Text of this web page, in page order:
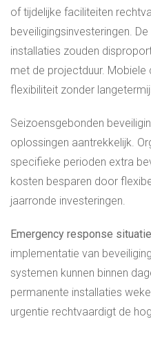
of tijdelijke faciliteiten
beveiligingsinvesteringen.
installaties zouden
met de projectduur. Mobiele
flexibiliteit zonder
Seizoensgebonden
oplossingen aantrekkelijk.
specifieke perioden extra
kosten besparen door
jaarronde investeringen.
Emergency response
implementatie van
systemen kunnen binnen
permanente installaties
urgentie rechtvaardigt de